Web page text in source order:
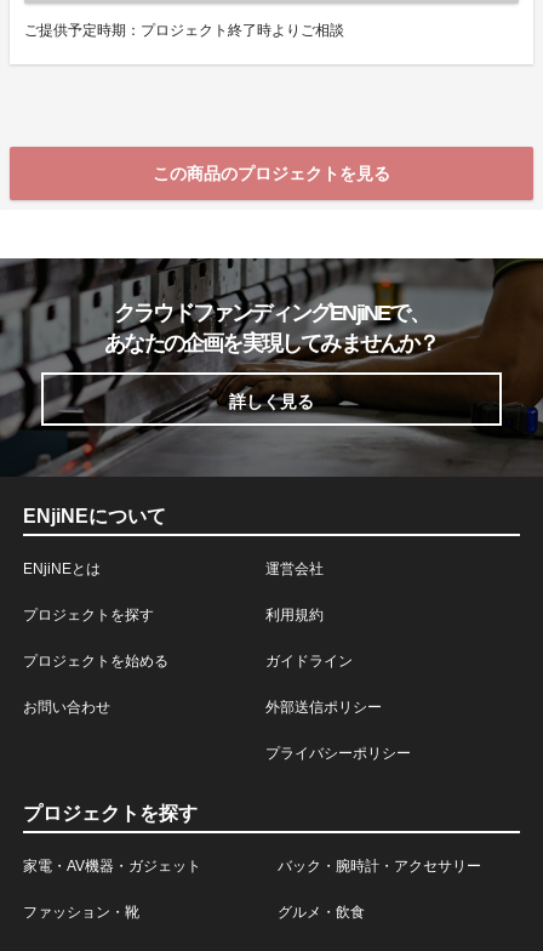
ご提供予定時期：プロジェクト終了時よりご相談
この商品のプロジェクトを見る
クラウドファンディングENjiNEで、
あなたの企画を実現してみませんか？
詳しく見る
ENjiNEについて
ENjiNEとは
プロジェクトを探す
プロジェクトを始める
お問い合わせ
運営会社
利用規約
ガイドライン
外部送信ポリシー
プライバシーポリシー
プロジェクトを探す
家電・AV機器・ガジェット バック・腕時計・アクセサリー
ファッション・靴 グルメ・飲食